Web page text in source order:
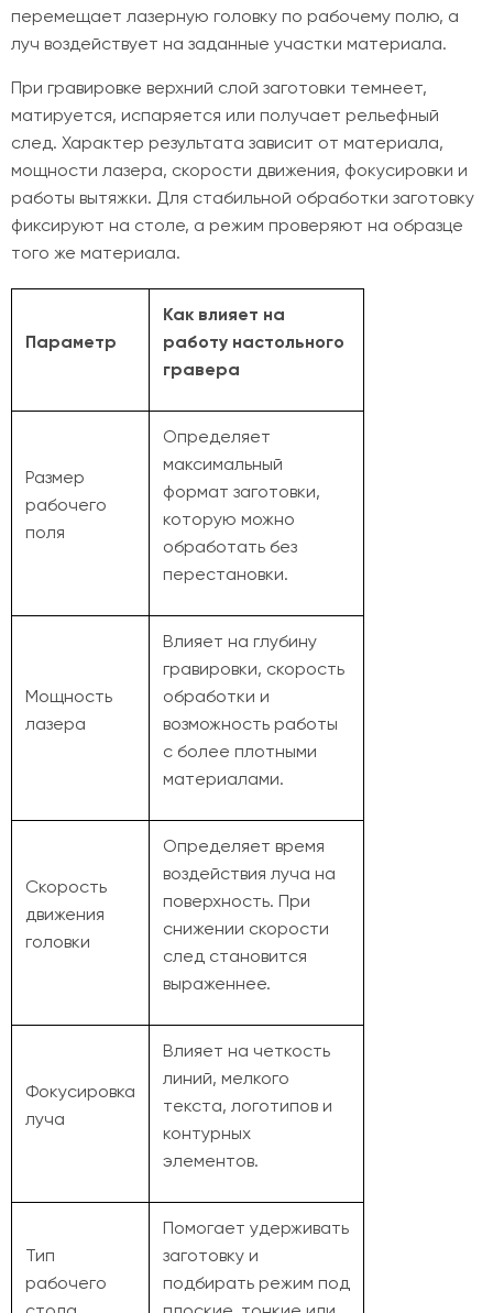
перемещает лазерную головку по рабочему полю, а
луч воздействует на заданные участки материала.
При гравировке верхний слой заготовки темнеет,
матируется, испаряется или получает рельефный
след. Характер результата зависит от материала,
мощности лазера, скорости движения, фокусировки и
работы вытяжки. Для стабильной обработки заготовку
фиксируют на столе, а режим проверяют на образце
того же материала.
Параметр
Как влияет на
работу настольного
гравера
Размер
рабочего
поля
Определяет
максимальный
формат заготовки,
которую можно
обработать без
перестановки.
Мощность
лазера
Влияет на глубину
гравировки, скорость
обработки и
возможность работы
с более плотными
материалами.
Скорость
движения
головки
Определяет время
воздействия луча на
поверхность. При
снижении скорости
след становится
выраженнее.
Фокусировка
луча
Влияет на четкость
линий, мелкого
текста, логотипов и
контурных
элементов.
Тип
рабочего
Помогает удерживать
заготовку и
подбирать режим под